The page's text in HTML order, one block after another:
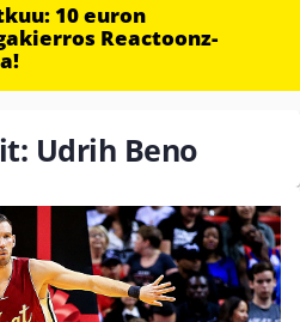
10 euron
Reactoonz-
Udrih Beno